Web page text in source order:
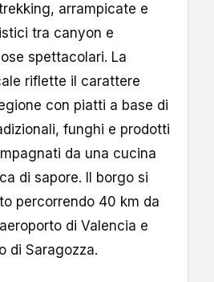
arrampicate e
tra canyon e
spettacolari. La
riflette il carattere
con piatti a base di
funghi e prodotti
da una cucina
di sapore. Il borgo si
percorrendo 40 km da
di Valencia e
di Saragozza.